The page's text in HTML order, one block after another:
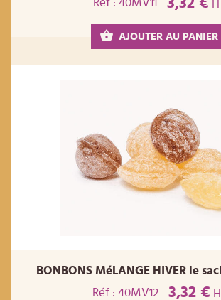
Réf : 40MV11
AJOUTER AU PANIER
BONBONS MéLANGE HIVER le
Réf : 40MV12
3,32 €